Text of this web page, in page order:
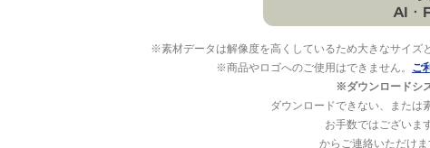
※素材データは解像度を高くしているため大きなサイズ
※商品やロゴへのご使用はできません。 ご
※ダウンロードシ
ダウンロードできない、または
お手数ではございま
からご連絡いただけま